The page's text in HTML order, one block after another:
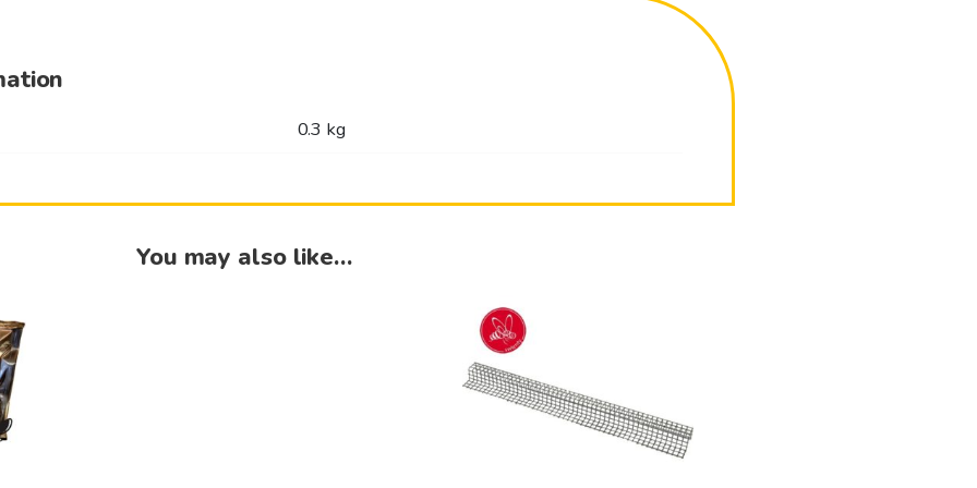
0.3 kg
You may also like…